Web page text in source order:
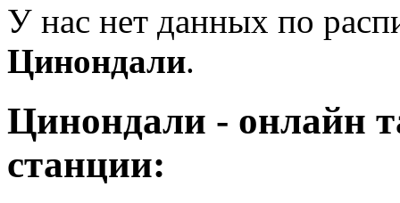
У нас нет данных по
Цинондали.
Цинондали - онлайн
станции: